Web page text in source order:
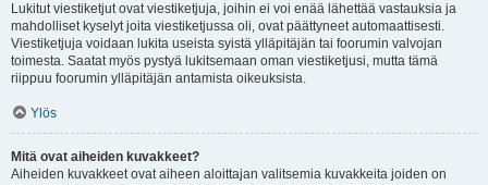
Lukitut viestiketjut ovat viestiketjuja, joihin ei voi enää lähettää vastauksia ja
mahdolliset kyselyt joita viestiketjussa oli, ovat päättyneet automaattisesti.
Viestiketjuja voidaan lukita useista syistä ylläpitäjän tai foorumin valvojan
toimesta. Saatat myös pystyä lukitsemaan oman viestiketjusi, mutta tämä
riippuu foorumin ylläpitäjän antamista oikeuksista.
Ylös
Mitä ovat aiheiden kuvakkeet?
Aiheiden kuvakkeet ovat aiheen aloittajan valitsemia kuvakkeita joiden on